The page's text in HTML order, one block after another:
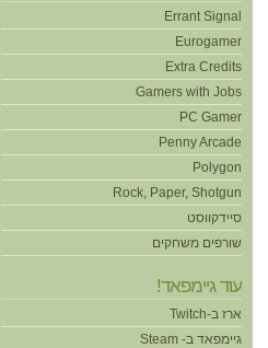
Errant Signal
Eurogamer
Extra Credits
Gamers with Jobs
PC Gamer
Penny Arcade
Polygon
Rock, Paper, Shotgun
סיידקווסט
שורפים משחקים
עוד גיימפאד!
ארז ב-Twitch
גיימפאד ב- Steam